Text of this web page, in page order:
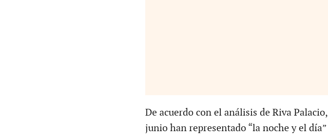
De acuerdo con el análisis de Riva
junio han representado “la noche y el